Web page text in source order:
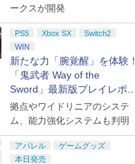
ークスが開発
PS5 Xbox SX
Switch2
WIN
新たな力「腕覚醒」を体験！
「鬼武者 Way of the
Sword」最新版プレイレポー
ト
拠点やワイドリニアのシステ
ム、能力強化システムも判明
アパレル
ゲームグッズ
本日発売